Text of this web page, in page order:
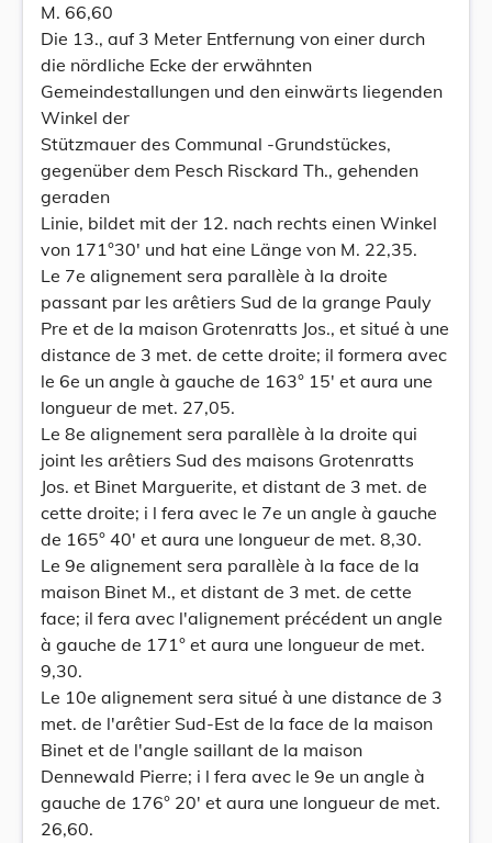
M. 66,60
Die 13., auf 3 Meter Entfernung von einer durch
die nördliche Ecke der erwähnten
Gemeindestallungen und den einwärts liegenden
Winkel der
Stützmauer des Communal -Grundstückes,
gegenüber dem Pesch Risckard Th., gehenden
geraden
Linie, bildet mit der 12. nach rechts einen Winkel
von 171°30' und hat eine Länge von M. 22,35.
Le 7e alignement sera parallèle à la droite
passant par les arêtiers Sud de la grange Pauly
Pre et de la maison Grotenratts Jos., et situé à une
distance de 3 met. de cette droite; il formera avec
le 6e un angle à gauche de 163° 15' et aura une
longueur de met. 27,05.
Le 8e alignement sera parallèle à la droite qui
joint les arêtiers Sud des maisons Grotenratts
Jos. et Binet Marguerite, et distant de 3 met. de
cette droite; i l fera avec le 7e un angle à gauche
de 165° 40' et aura une longueur de met. 8,30.
Le 9e alignement sera parallèle à la face de la
maison Binet M., et distant de 3 met. de cette
face; il fera avec l'alignement précédent un angle
à gauche de 171° et aura une longueur de met.
9,30.
Le 10e alignement sera situé à une distance de 3
met. de l'arêtier Sud-Est de la face de la maison
Binet et de l'angle saillant de la maison
Dennewald Pierre; i l fera avec le 9e un angle à
gauche de 176° 20' et aura une longueur de met.
26,60.